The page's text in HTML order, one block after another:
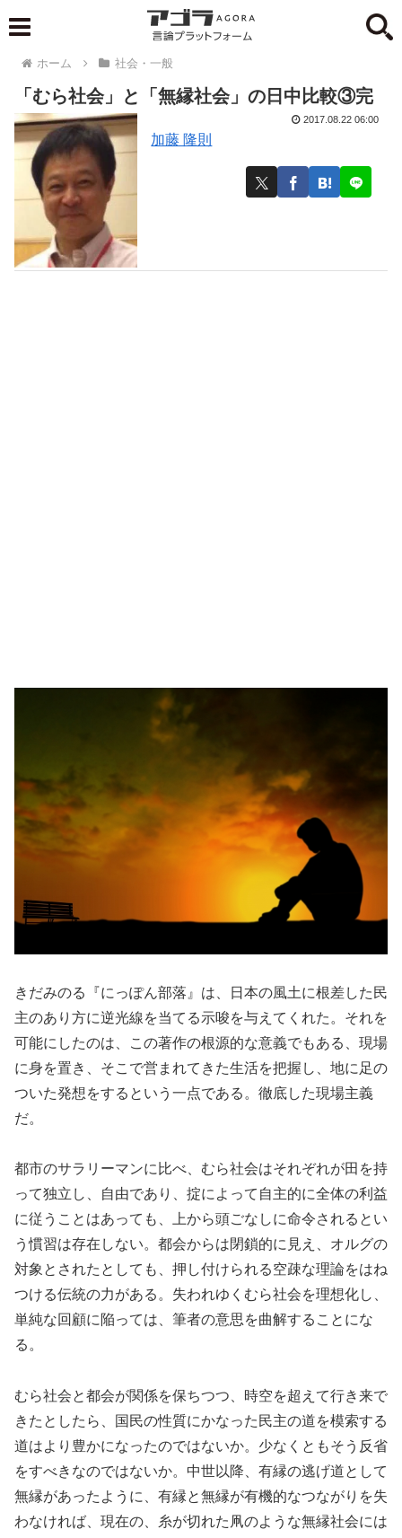
ホーム 社会・一般
「むら社会」と「無縁社会」の日中比較③完
加藤 隆則
2017.08.22 06:00
きだみのる『にっぽん部落』は、日本の風土に根差した民
主のあり方に逆光線を当てる示唆を与えてくれた。それを
可能にしたのは、この著作の根源的な意義でもある、現場
に身を置き、そこで営まれてきた生活を把握し、地に足の
ついた発想をするという一点である。徹底した現場主義
だ。
都市のサラリーマンに比べ、むら社会はそれぞれが田を持
って独立し、自由であり、掟によって自主的に全体の利益
に従うことはあっても、上から頭ごなしに命令されるとい
う慣習は存在しない。都会からは閉鎖的に見え、オルグの
対象とされたとしても、押し付けられる空疎な理論をはね
つける伝統の力がある。失われゆくむら社会を理想化し、
単純な回顧に陥っては、筆者の意思を曲解することにな
る。
むら社会と都会が関係を保ちつつ、時空を超えて行き来で
きたとしたら、国民の性質にかなった民主の道を模索する
道はより豊かになったのではないか。少なくともそう反省
をすべきなのではないか。中世以降、有縁の逃げ道として
無縁があったように、有縁と無縁が有機的なつながりを失
わなければ、現在の、糸が切れた凧のような無縁社会には